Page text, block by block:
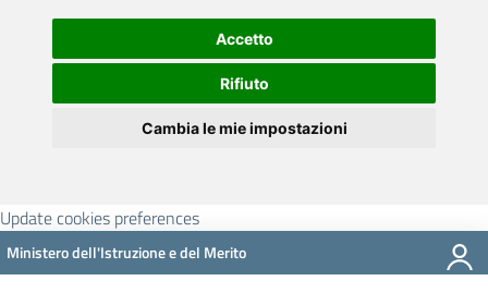
Accetto
Rifiuto
Cambia le mie impostazioni
Update cookies preferences
Ministero dell'Istruzione e del Merito